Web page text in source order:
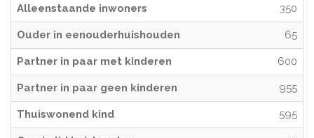
Alleenstaande inwoners 350
Ouder in eenouderhuishouden 65
Partner in paar met kinderen 600
Partner in paar geen kinderen 955
Thuiswonend kind 595